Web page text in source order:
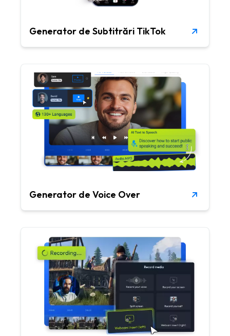
Generator de Subtitrări TikTok
Generator de Voice Over